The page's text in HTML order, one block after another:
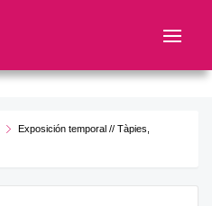
Exposición temporal // Tàpies,